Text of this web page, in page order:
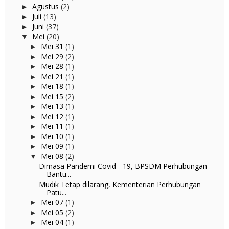
► Agustus (2)
► Juli (13)
► Juni (37)
▼ Mei (20)
► Mei 31 (1)
► Mei 29 (2)
► Mei 28 (1)
► Mei 21 (1)
► Mei 18 (1)
► Mei 15 (2)
► Mei 13 (1)
► Mei 12 (1)
► Mei 11 (1)
► Mei 10 (1)
► Mei 09 (1)
▼ Mei 08 (2)
Dimasa Pandemi Covid - 19, BPSDM Perhubungan
Bantu...
Mudik Tetap dilarang, Kementerian Perhubungan
Patu...
► Mei 07 (1)
► Mei 05 (2)
► Mei 04 (1)